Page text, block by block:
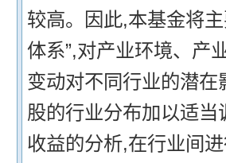
较高。因此,本基金将
体系”,对产业环境、产
变动对不同行业的潜
股的行业分布加以适
收益的分析,在行业间